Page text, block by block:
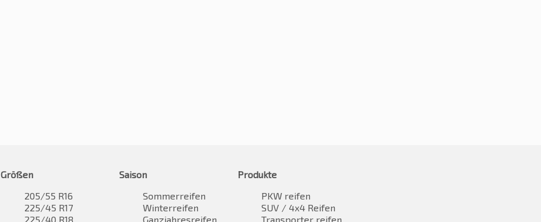
Größen
205/55 R16
225/45 R17
225/40 R18
Saison
Sommerreifen
Winterreifen
Ganzjahresreifen
Produkte
PKW reifen
SUV / 4x4 Reifen
Transporter reifen